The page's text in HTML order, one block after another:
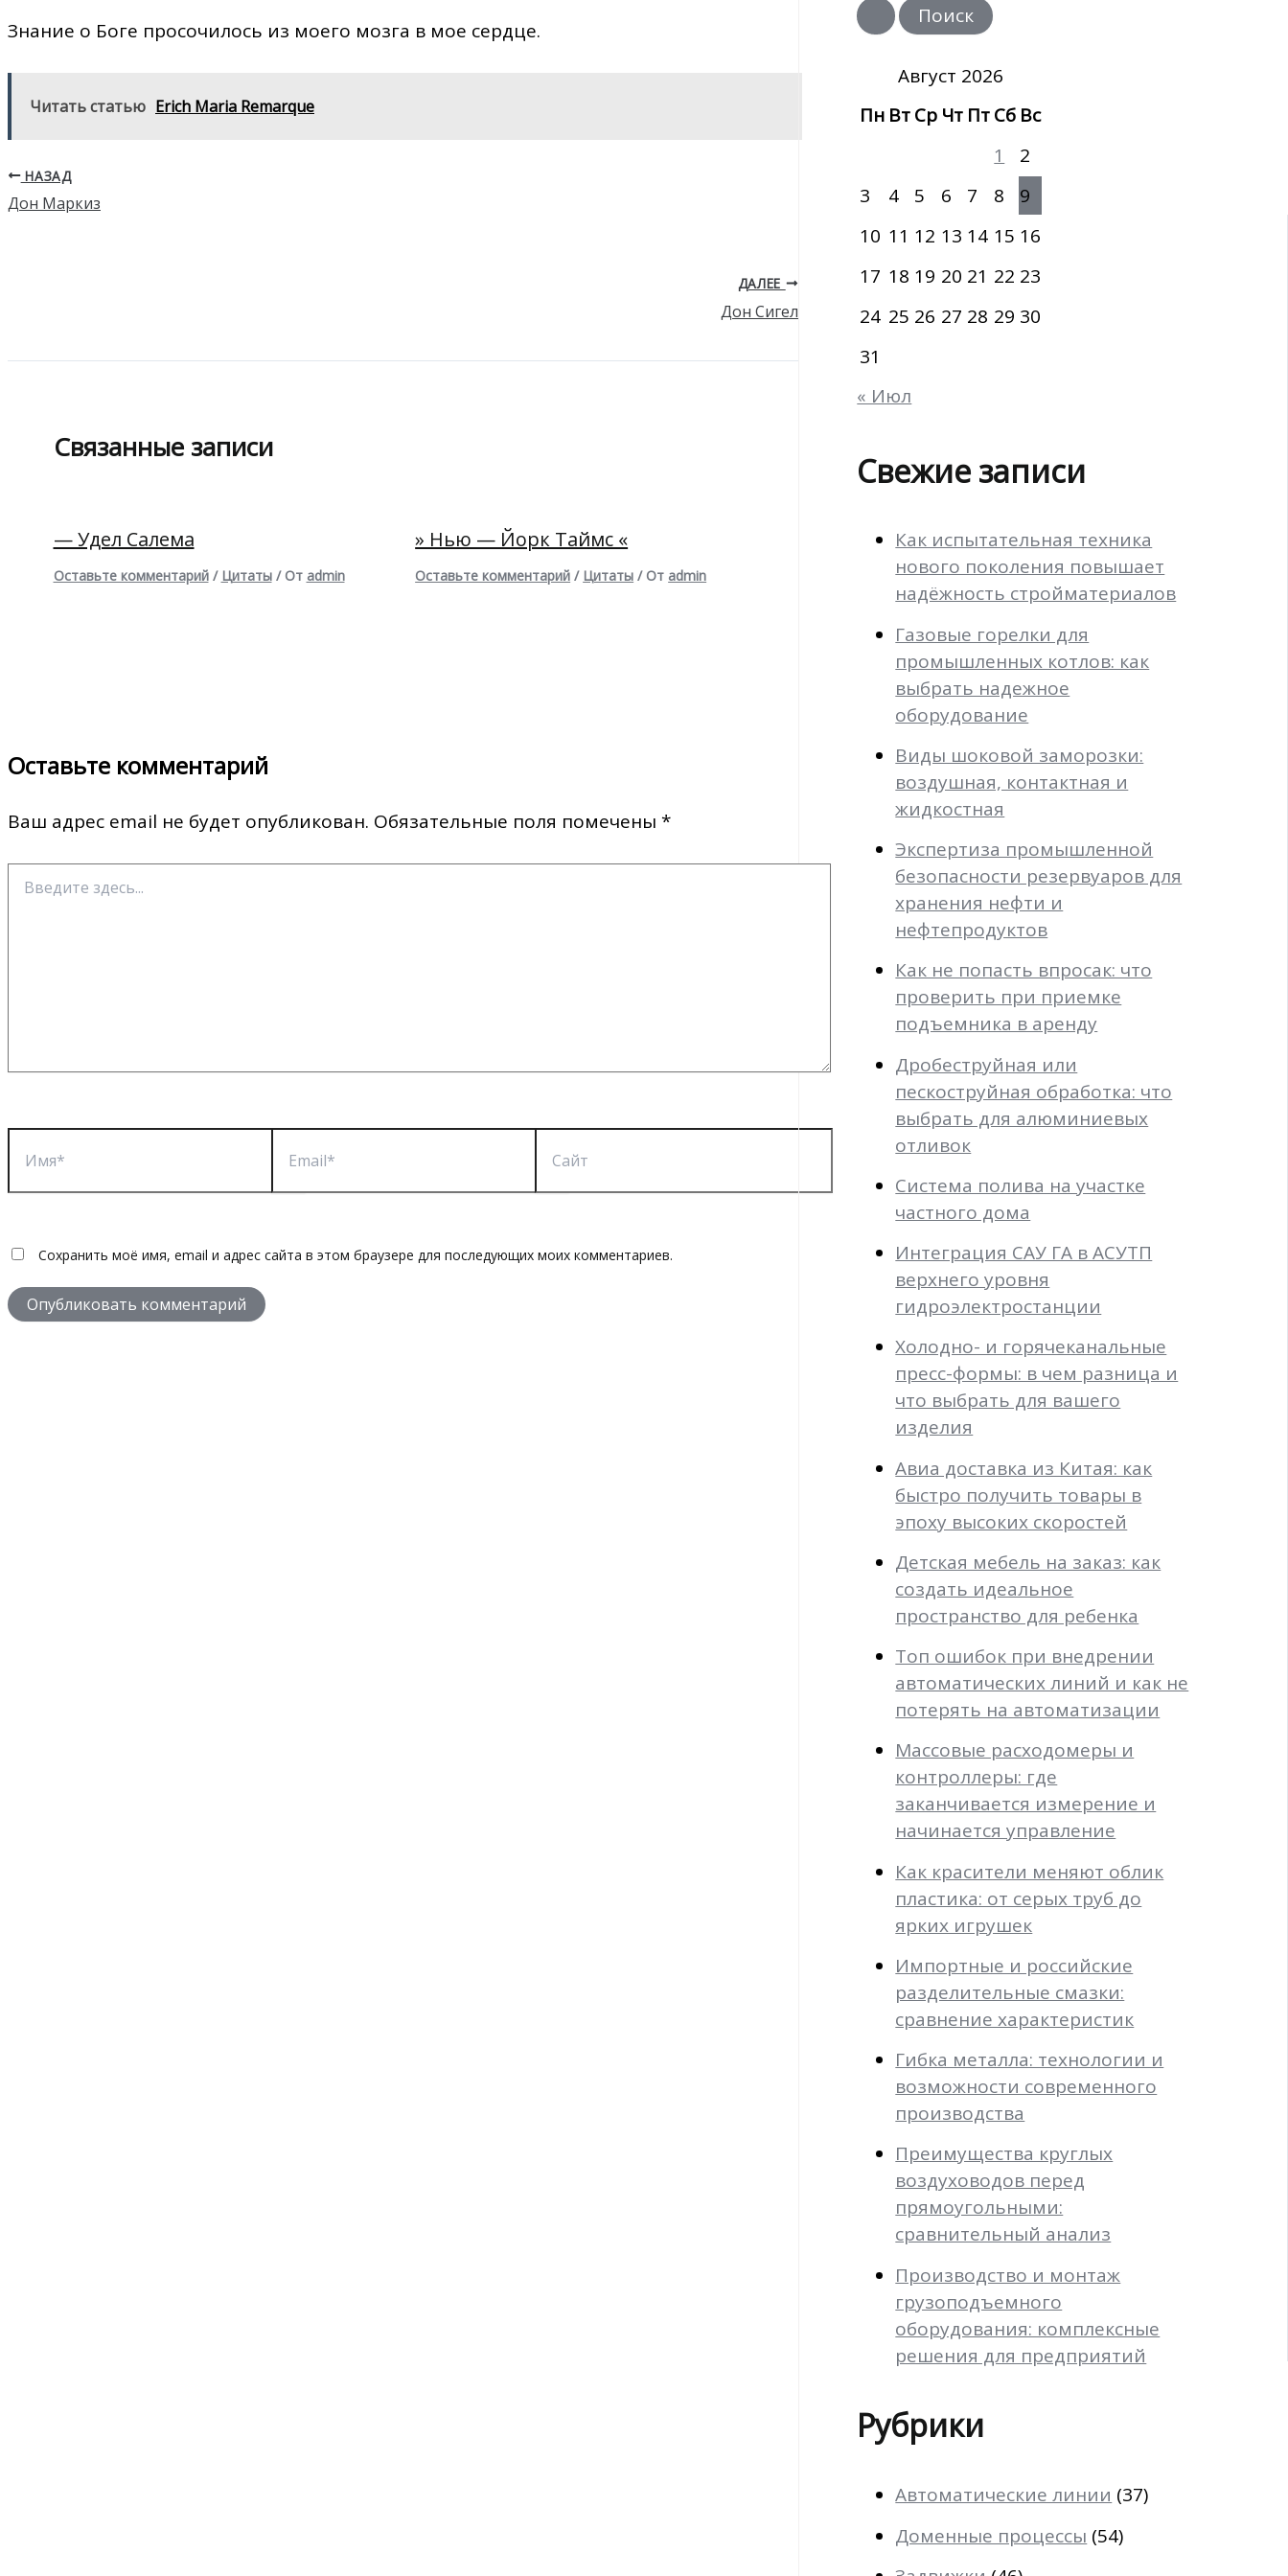
Знание о Боге просочилось из моего мозга в мое сердце.
Читать статью Erich Maria Remarque
НАЗАД
Дон Маркиз
ДАЛЕЕ
Дон Сигел
Связанные записи
— Удел Салема
Оставьте комментарий / Цитаты/ От admin
» Нью — Йорк Таймс «
Оставьте комментарий / Цитаты / От admin
Оставьте комментарий
Ваш адрес email не будет опубликован. Обязательные поля помечены *
здесь...
Имя* Email* Сайт
Сохранить моё имя, email и адрес сайта в этом браузере для последующих моих комментариев.
и
с
Август 2026
Пн ВтСр Чт ПтСб Вс
1
2
3
4 5 6 7 8
9
10 11 12 13 14 15 16
17 18 19 20 21 22 23
24 25 26 27 28 29 30
31
« Июл
Свежие записи
Как испытательная техника
нового поколения повышает
надёжность стройматериалов
Газовые горелки для
промышленных котлов: как
выбрать надежное
оборудование
Виды шоковой заморозки:
воздушная, контактная и
жидкостная
Экспертиза промышленной
безопасности резервуаров для
хранения нефти и
нефтепродуктов
Как не попасть впросак: что
проверить при приемке
подъемника в аренду
Дробеструйная или
пескоструйная обработка: что
выбрать для алюминиевых
отливок
Система полива на участке
частного дома
Интеграция САУ ГА в АСУТП
верхнего уровня
гидроэлектростанции
Холодно- и горячеканальные
пресс-формы: в чем разница и
что выбрать для вашего
изделия
Авиа доставка из Китая: как
быстро получить товары в
эпоху высоких скоростей
Детская мебель на заказ: как
создать идеальное
пространство для ребенка
Топ ошибок при внедрении
автоматических линий и как не
потерять на автоматизации
Массовые расходомеры и
контроллеры: где
заканчивается измерение и
начинается управление
Как красители меняют облик
пластика: от серых труб до
ярких игрушек
Импортные и российские
разделительные смазки:
сравнение характеристик
Гибка металла: технологии и
возможности современного
производства
Преимущества круглых
воздуховодов перед
прямоугольными:
сравнительный анализ
Производство и монтаж
грузоподъемного
оборудования: комплексные
решения для предприятий
Рубрики
Автоматические линии (37)
Доменные процессы (54)